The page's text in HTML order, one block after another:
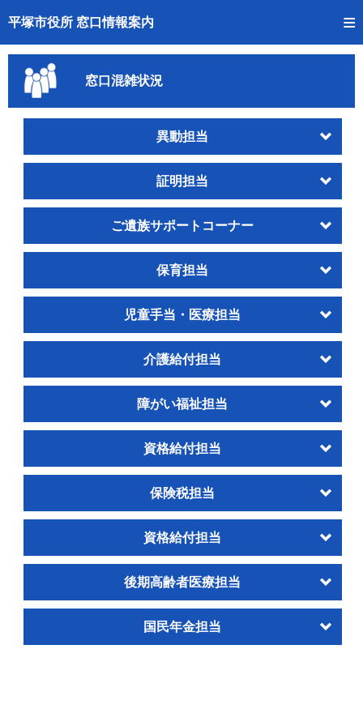
平塚市役所 窓口情報案内
トップページへ
ご利用方法
事前予約
窓口混雑状況
待ち状況確認
窓口混雑状況
異動担当
証明担当
ご遺族サポートコーナー
保育担当
児童手当・医療担当
介護給付担当
障がい福祉担当
資格給付担当
保険税担当
資格給付担当
後期高齢者医療担当
国民年金担当